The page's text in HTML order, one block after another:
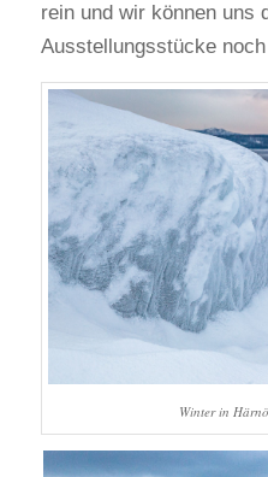
rein und wir können uns
Ausstellungsstücke
Winter in